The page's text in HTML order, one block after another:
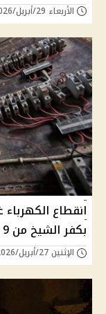
الأربعاء 29/أبريل/2026 - 07:00 ص
بكفر الشيخ من 9 صباحًا حتى 1 ظهرًا
الإثنين 27/أبريل/2026 - 10:03 م